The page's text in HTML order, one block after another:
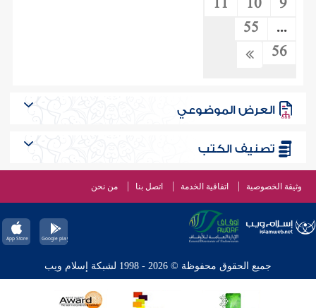
...
55
56
العرض الموضوعي
تصنيف الكتب
وثيقة الخصوصية اتفاقية الخدمة اتصل بنا من نحن
جميع الحقوق محفوظة © 2026 - 1998 لشبكة إسلام ويب